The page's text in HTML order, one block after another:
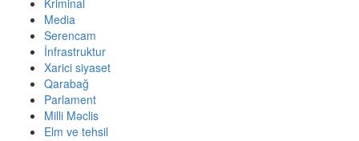
Media
Serencam
İnfrastruktur
Xarici siyaset
Qarabağ
Parlament
Milli Məclis
Elm ve tehsil